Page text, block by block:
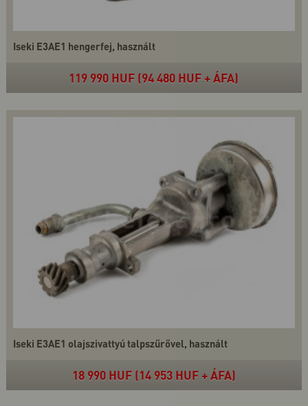
Iseki E3AE1 hengerfej, használt
119 990 HUF (94 480 HUF + ÁFA)
Iseki E3AE1 olajszivattyú talpszűrővel, használt
18 990 HUF (14 953 HUF + ÁFA)